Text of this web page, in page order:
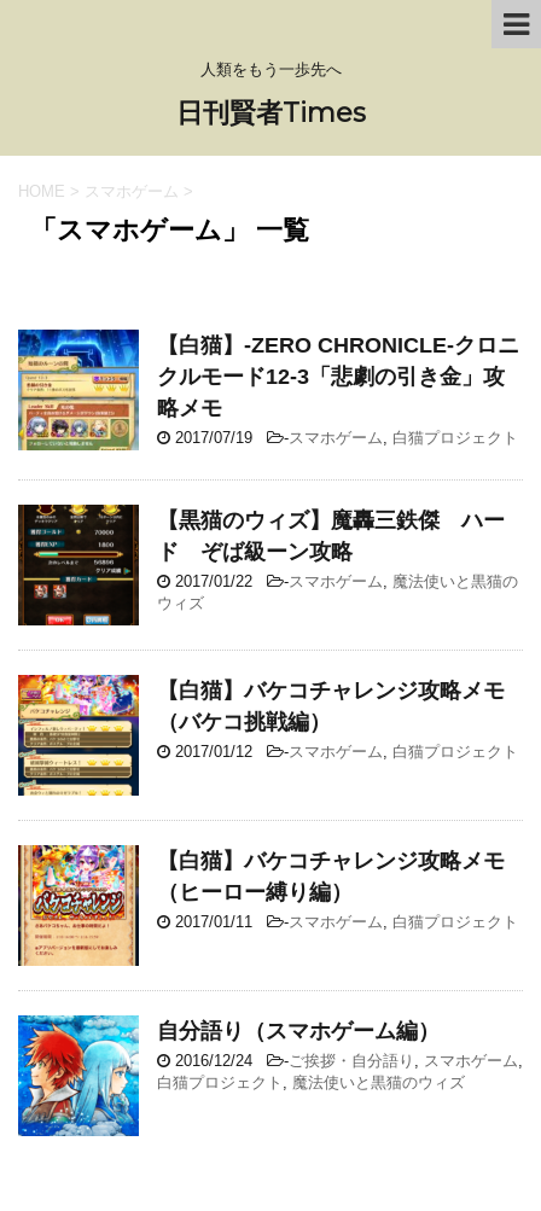
人類をもう一歩先へ
日刊賢者Times
HOME > スマホゲーム >
「スマホゲーム」 一覧
【白猫】-ZERO CHRONICLE-クロニ
クルモード12-3「悲劇の引き金」攻
略メモ
2017/07/19 -スマホゲーム, 白猫プロジェクト
【黒猫のウィズ】魔轟三鉄傑 ハー
ド ぞば級ーン攻略
2017/01/22 -スマホゲーム, 魔法使いと黒猫の
ウィズ
【白猫】バケコチャレンジ攻略メモ
（バケコ挑戦編）
2017/01/12 -スマホゲーム, 白猫プロジェクト
【白猫】バケコチャレンジ攻略メモ
（ヒーロー縛り編）
2017/01/11 -スマホゲーム, 白猫プロジェクト
自分語り（スマホゲーム編）
2016/12/24 -ご挨拶・自分語り , スマホゲーム,
白猫プロジェクト , 魔法使いと黒猫のウィズ